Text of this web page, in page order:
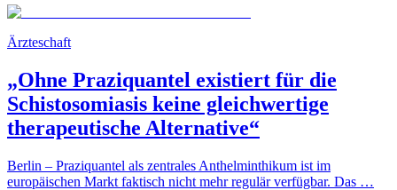
Ärzteschaft
„Ohne Praziquantel existiert für die
Schistosomiasis keine gleichwertige
therapeutische Alternative“
Berlin – Praziquantel als zentrales Anthelminthikum ist im
europäischen Markt faktisch nicht mehr regulär verfügbar. Das …